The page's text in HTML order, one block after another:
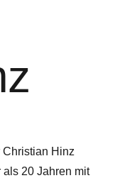
Hinz
als 20 Jahren mit